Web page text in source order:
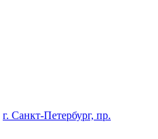
г. Санкт-Петербург, пр.